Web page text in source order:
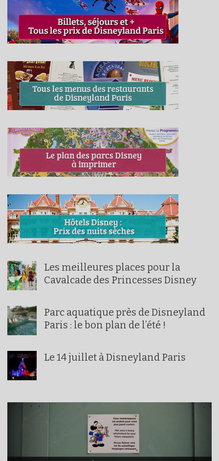
Les meilleures places pour la
Cavalcade des Princesses Disney
Parc aquatique près de Disneyland
Paris : le bon plan de l’été !
Le 14 juillet à Disneyland Paris